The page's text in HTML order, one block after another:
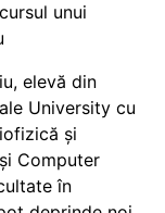
unui
elevă din
University cu
și
Computer
în